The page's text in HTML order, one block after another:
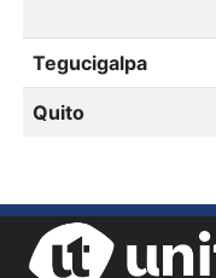
Tegucigalpa
Quito